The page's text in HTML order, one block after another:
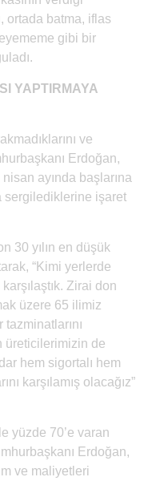
ortada batma, iflas
gibi bir
YAPTIRMAYA
ve
Erdoğan,
ayında başlarına
sergilediklerine işaret
30 yılın en düşük
“Kimi yerlerde
Zirai don
üzere 65 ilimiz
üreticilerimizin de
hem sigortalı hem
karşılamış olacağız”
yüzde 70’e varan
Erdoğan,
ve maliyetleri